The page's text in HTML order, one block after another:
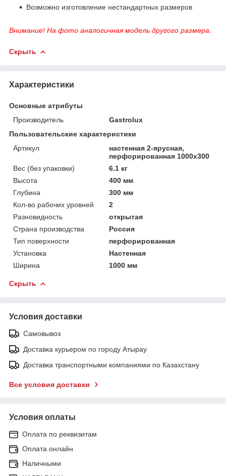
Возможно изготовление нестандартных размеров
Внимание! На фото аналогичная модель другого размера.
Скрыть
Характеристики
Основные атрибуты
Производитель
Gastrolux
Пользовательские характеристики
Артикул
настенная 2-ярусная,
перфорированная 1000х300
Вес (без упаковки)
6.1 кг
Высота
400 мм
Глубина
300 мм
Кол-во рабочих уровней
2
Разновидность
открытая
Страна производства
Россия
Тип поверхности
перфорированная
Установка
Настенная
Ширина
1000 мм
Скрыть
Условия доставки
Самовывоз
Доставка курьером по городу Атырау
Доставка транспортными компаниями по Казахстану
Все условия доставки
Условия оплаты
Оплата по реквизитам
Оплата онлайн
Наличными